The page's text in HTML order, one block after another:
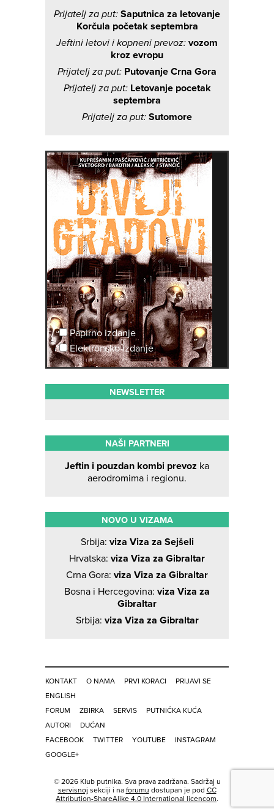
Prijatelj za put: Saputnica za letovanje
Korčula početak septembra
Jeftini letovi i kopneni prevoz: vozom
kroz evropu
Prijatelj za put: Putovanje Crna Gora
Prijatelj za put: Letovanje pocetak
septembra
Prijatelj za put: Sutomore
Papirno izdanje
Elektronsko izdanje
NEWSLETTER
NAŠI PARTNERI
Jeftin i pouzdan kombi prevoz ka
aerodromima i regionu.
NOVO U VIZAMA
Srbija: viza Viza za Sejšeli
Hrvatska: viza Viza za Gibraltar
Crna Gora: viza Viza za Gibraltar
Bosna i Hercegovina: viza Viza za
Gibraltar
Srbija: viza Viza za Gibraltar
KONTAKT O NAMA PRVI KORACI
PRIJAVI SE
ENGLISH
FORUM
ZBIRKA SERVIS
PUTNIČKA KUĆA
AUTORI
DUĆAN
FACEBOOK
TWITTER YOUTUBE
INSTAGRAM
GOOGLE+
© 2026 Klub putnika. Sva prava zadržana. Sadržaj u
servisnoj sekciji i na forumu dostupan je pod CC
Attribution-ShareAlike 4.0 International licencom.